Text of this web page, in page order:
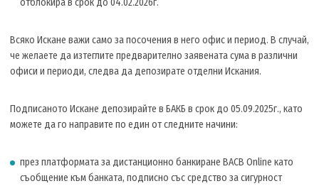
отблокира в срок до 04.02.2026г.
Всяко Искане важи само за посочения в него офис и период. В случай,
че желаете да изтеглите предварително заявената сума в различни
офиси и периоди, следва да депозирате отделни Искания.
Подписаното Искане депозирайте в БАКБ в срок до 05.09.2025г., като
можете да го направите по един от следните начини:
през платформата за дистанционно банкиране BACB Online като
съобщение към банката, подписно със средство за сигурност